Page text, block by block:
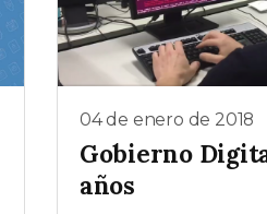
04 de enero de 2018
Gobierno
años